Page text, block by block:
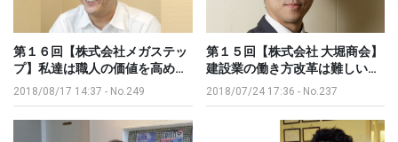
第１６回【株式会社メガステッ
プ】私達は職人の価値を高め…
2018/08/17 14:37 - No.249
第１５回【株式会社 大堀商会】
建設業の働き方改革は難しい…
2018/07/24 17:36 - No.237